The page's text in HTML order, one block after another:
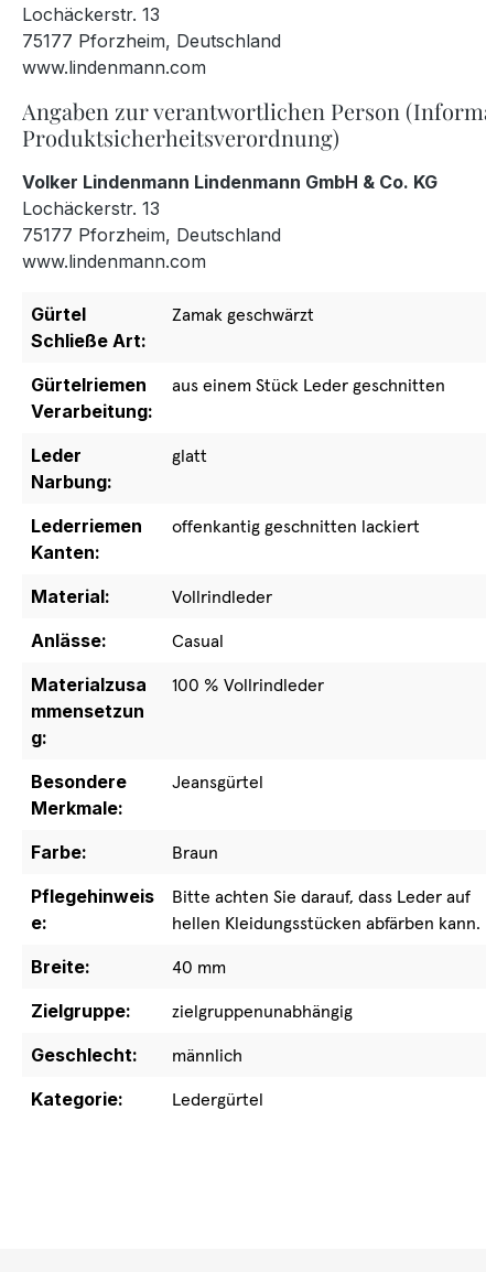
Lochäckerstr. 13
75177 Pforzheim, Deutschland
www.lindenmann.com
Angaben zur verantwortlichen Person
Produktsicherheitsverordnung)
Volker Lindenmann Lindenmann GmbH & Co. KG
Lochäckerstr. 13
75177 Pforzheim, Deutschland
www.lindenmann.com
Gürtel
Schließe Art:
Zamak geschwärzt
Gürtelriemen
Verarbeitung:
aus einem Stück Leder geschnitten
Leder
Narbung:
glatt
Lederriemen
Kanten:
offenkantig geschnitten lackiert
Material:
Vollrindleder
Anlässe:
Casual
Materialzusa
mmensetzun
g:
100 % Vollrindleder
Besondere
Merkmale:
Jeansgürtel
Farbe:
Braun
Pflegehinweis
e:
Bitte achten Sie darauf, dass Leder auf
hellen Kleidungsstücken abfärben kann.
Breite:
40 mm
Zielgruppe:
zielgruppenunabhängig
Geschlecht:
männlich
Kategorie:
Ledergürtel